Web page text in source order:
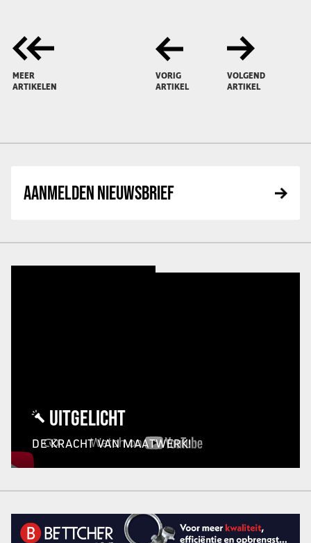
MEER
ARTIKELEN
VORIG
ARTIKEL
VOLGEND
ARTIKEL
AANMELDEN NIEUWSBRIEF
UITGELICHT
DE KRACHT VAN MAATWERK!